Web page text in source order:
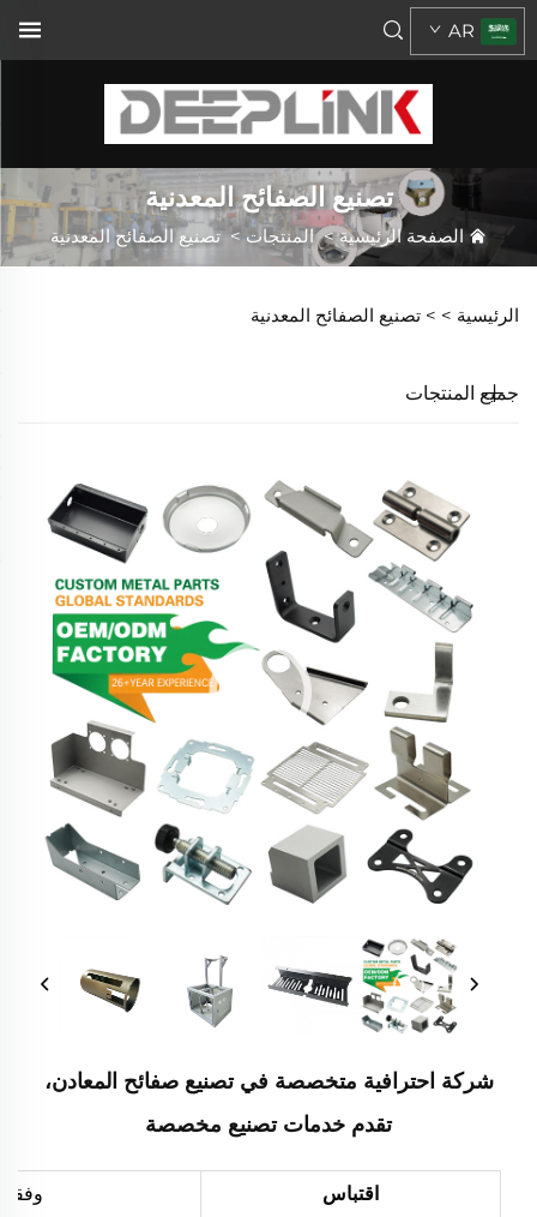
AR
تصنيع الصفائح المعدنية
الصفحة الرئيسية>المنتجات >تصنيع الصفائح المعدنية
الرئيسية > > تصنيع الصفائح المعدنية
جميع المنتجات
شركة احترافية متخصصة في تصنيع صفائح المعادن،
تقدم خدمات تصنيع مخصصة
اقتباس وفقاً